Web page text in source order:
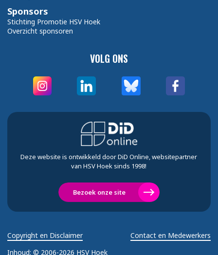
VOLG ONS
Sponsors
Stichting Promotie HSV Hoek
Overzicht sponsoren
Deze website is ontwikkeld door DiD Online, websitepartner
van HSV Hoek sinds 1998!
Bezoek onze site
Inhoud: © 2006-2026 HSV Hoek
Copyright en Disclaimer Contact en Medewerkers